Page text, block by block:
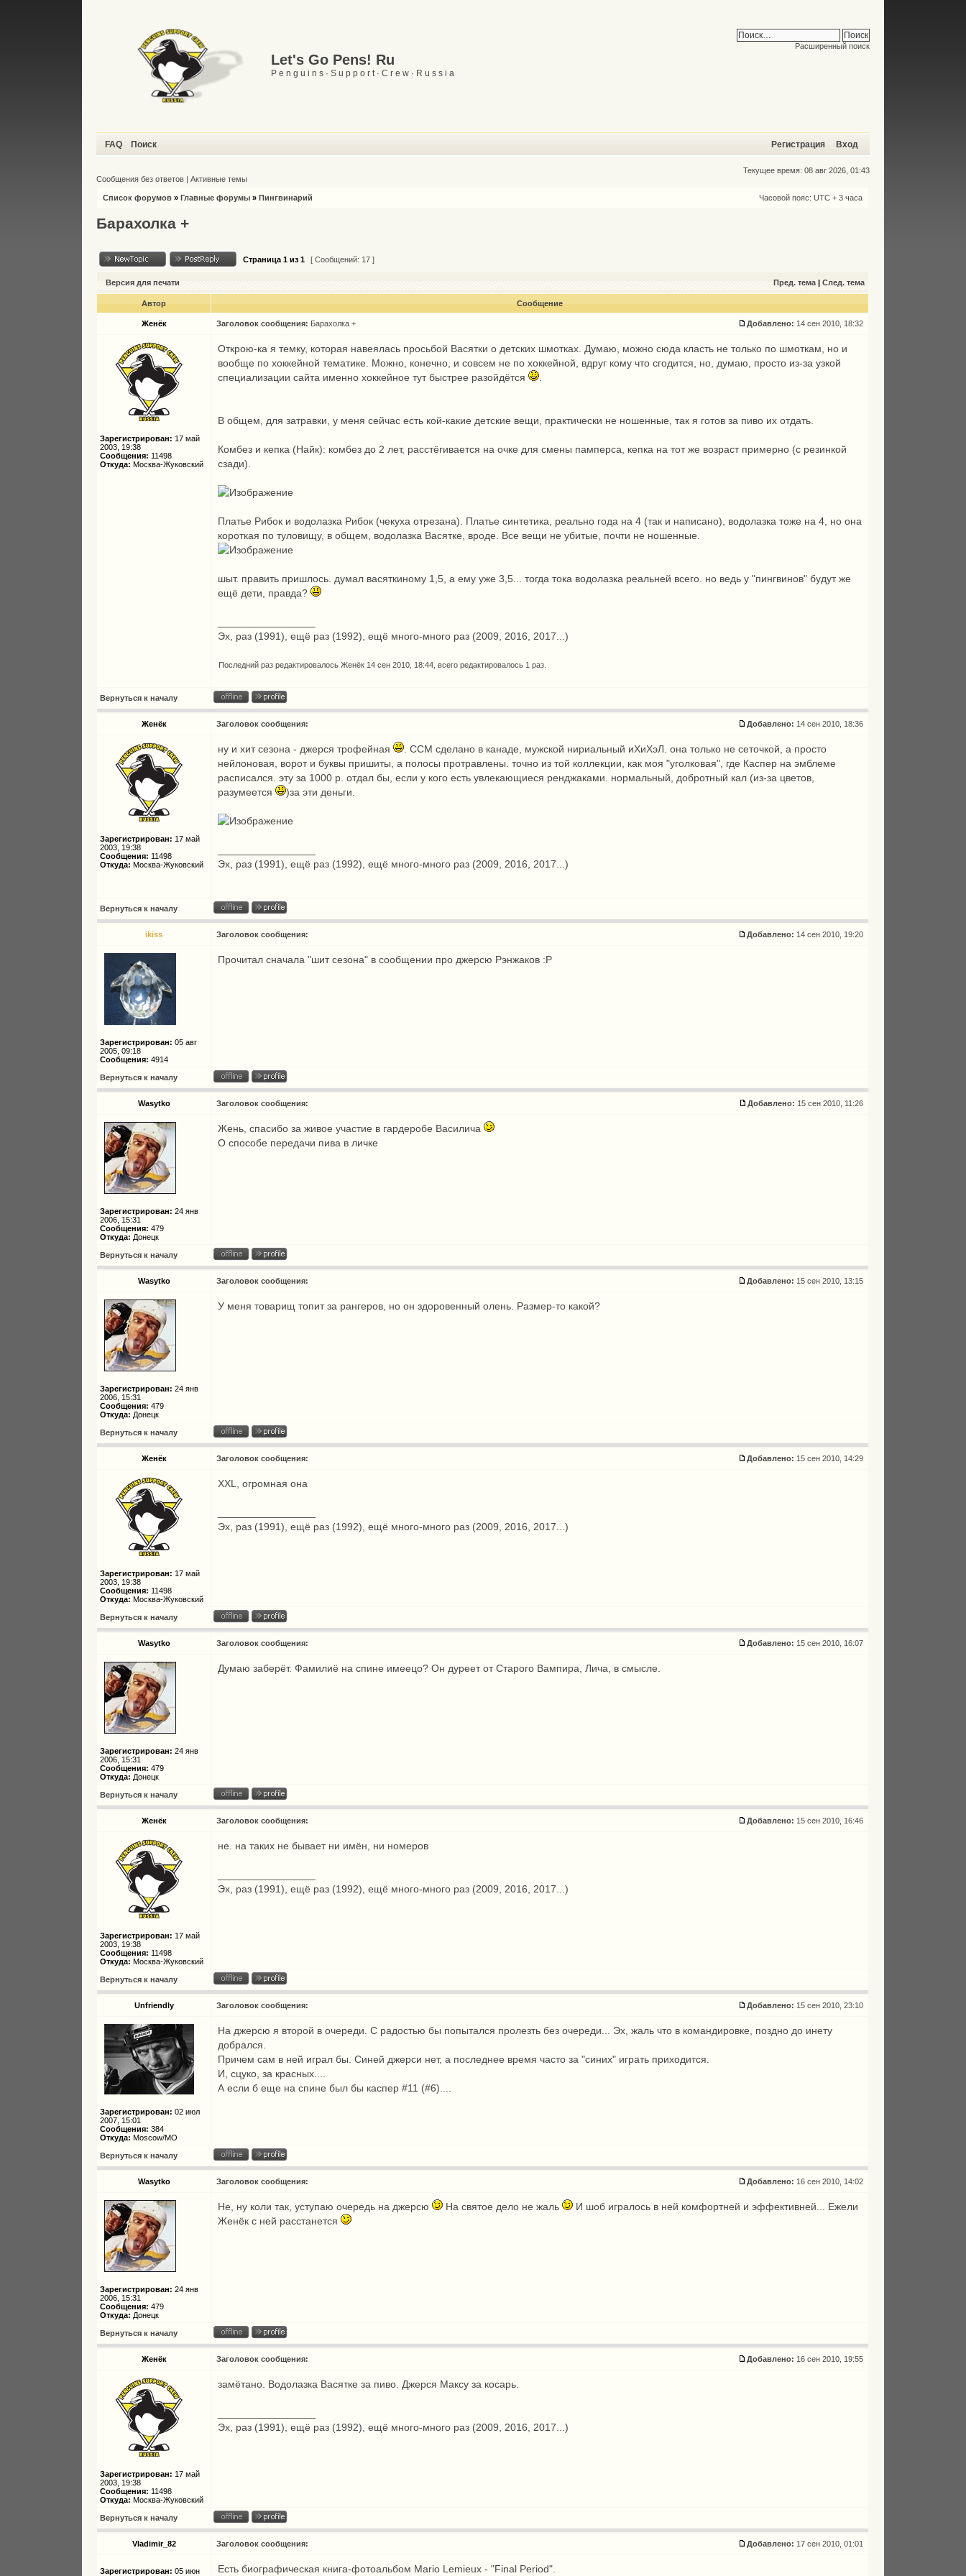
Let's Go Pens! Ru
P e n g u i n s · S u p p o r t · C r e w · R u s s i a
Расширенный поиск
FAQ Поиск Регистрация Вход
Текущее время: 08 авг 2026, 01:43
Сообщения без ответов |Активные темы
Список форумов »Главные форумы »Пингвинарий Часовой пояс: UTC + 3 часа
Барахолка +
Страница1 из1 [ Сообщений: 17 ]
Версия для печати Пред. тема |След. тема
Автор Сообщение
Женёк Заголовок сообщения: Барахолка + Добавлено: 14 сен 2010, 18:32
Зарегистрирован: 17 май
2003, 19:38
Сообщения: 11498
Откуда: Москва-Жуковский
Открою-ка я темку, которая навеялась просьбой Васятки о детских шмотках. Думаю, можно сюда класть не только по шмоткам, но и
вообще по хоккейной тематике. Можно, конечно, и совсем не по хоккейной, вдруг кому что сгодится, но, думаю, просто из-за узкой
специализации сайта именно хоккейное тут быстрее разойдётся
В общем, для затравки, у меня сейчас есть кой-какие детские вещи, практически не ношенные, так я готов за пиво их отдать.
Комбез и кепка (Найк): комбез до 2 лет, расстёгивается на очке для смены памперса, кепка на тот же возраст примерно (с резинкой
сзади).
Платье Рибок и водолазка Рибок (чекуха отрезана). Платье синтетика, реально года на 4 (так и написано), водолазка тоже на 4, но она
короткая по туловищу, в общем, водолазка Васятке, вроде. Все вещи не убитые, почти не ношенные.
шыт. править пришлось. думал васяткиному 1,5, а ему уже 3,5... тогда тока водолазка реальней всего. но ведь у "пингвинов" будут же
ещё дети, правда?
Эх, раз (1991), ещё раз (1992), ещё много-много раз (2009, 2016, 2017...)
Последний раз редактировалосьЖенёк 14 сен 2010, 18:44, всего редактировалось 1 раз.
Вернуться к началу
Женёк Заголовок сообщения: Добавлено: 14 сен 2010, 18:36
Зарегистрирован: 17 май
2003, 19:38
Сообщения: 11498
Откуда: Москва-Жуковский
ну и хит сезона - джерся трофейная
. ССМ сделано в канаде, мужской нириальный иХиХэЛ. она только не сеточкой, а просто
нейлоновая, ворот и буквы пришиты, а полосы протравлены. точно из той коллекции, как моя "уголковая", где Каспер на эмблеме
расписался. эту за 1000 р. отдал бы, если у кого есть увлекающиеся ренджаками. нормальный, добротный кал (из-за цветов,
разумеется
)за эти деньги.
Эх, раз (1991), ещё раз (1992), ещё много-много раз (2009, 2016, 2017...)
Вернуться к началу
ikiss Заголовок сообщения: Добавлено: 14 сен 2010, 19:20
Зарегистрирован: 05 авг
2005, 09:18
Сообщения: 4914
Прочитал сначала "шит сезона" в сообщении про джерсю Рэнжаков :Р
Вернуться к началу
Wasytko Заголовок сообщения: Добавлено: 15 сен 2010, 11:26
Зарегистрирован: 24 янв
2006, 15:31
Сообщения: 479
Откуда: Донецк
Жень, спасибо за живое участие в гардеробе Василича
О способе передачи пива в личке
Вернуться к началу
Wasytko Заголовок сообщения: Добавлено: 15 сен 2010, 13:15
Зарегистрирован: 24 янв
2006, 15:31
Сообщения: 479
Откуда: Донецк
У меня товарищ топит за рангеров, но он здоровенный олень. Размер-то какой?
Вернуться к началу
Женёк Заголовок сообщения: Добавлено: 15 сен 2010, 14:29
Зарегистрирован: 17 май
2003, 19:38
Сообщения: 11498
Откуда: Москва-Жуковский
XXL, огромная она
Эх, раз (1991), ещё раз (1992), ещё много-много раз (2009, 2016, 2017...)
Вернуться к началу
Wasytko Заголовок сообщения: Добавлено: 15 сен 2010, 16:07
Зарегистрирован: 24 янв
2006, 15:31
Сообщения: 479
Откуда: Донецк
Думаю заберёт. Фамилиё на спине имеецо? Он дуреет от Старого Вампира, Лича, в смысле.
Вернуться к началу
Женёк Заголовок сообщения: Добавлено: 15 сен 2010, 16:46
Зарегистрирован: 17 май
2003, 19:38
Сообщения: 11498
Откуда: Москва-Жуковский
не. на таких не бывает ни имён, ни номеров
Эх, раз (1991), ещё раз (1992), ещё много-много раз (2009, 2016, 2017...)
Вернуться к началу
Unfriendly Заголовок сообщения: Добавлено: 15 сен 2010, 23:10
Зарегистрирован: 02 июл
2007, 15:01
Сообщения: 384
Откуда: Moscow/МО
На джерсю я второй в очереди. С радостью бы попытался пролезть без очереди... Эх, жаль что в командировке, поздно до инету
добрался.
Причем сам в ней играл бы. Синей джерси нет, а последнее время часто за "синих" играть приходится.
И, сцуко, за красных....
А если б еще на спине был бы каспер #11 (#6)....
Вернуться к началу
Wasytko Заголовок сообщения: Добавлено: 16 сен 2010, 14:02
Зарегистрирован: 24 янв
2006, 15:31
Сообщения: 479
Откуда: Донецк
Не, ну коли так, уступаю очередь на джерсю На святое дело не жаль
И шоб игралось в ней комфортней и эффективней... Ежели
Женёк с ней расстанется
Вернуться к началу
Женёк Заголовок сообщения: Добавлено: 16 сен 2010, 19:55
Зарегистрирован: 17 май
2003, 19:38
Сообщения: 11498
Откуда: Москва-Жуковский
замётано. Водолазка Васятке за пиво. Джерся Максу за косарь.
Эх, раз (1991), ещё раз (1992), ещё много-много раз (2009, 2016, 2017...)
Вернуться к началу
Vladimir_82 Заголовок сообщения: Добавлено: 17 сен 2010, 01:01
Зарегистрирован: 05 июн
Есть биографическая книга-фотоальбом Mario Lemieux - "Final Period".